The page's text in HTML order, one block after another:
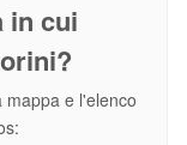
in cui
mappa e l'elenco